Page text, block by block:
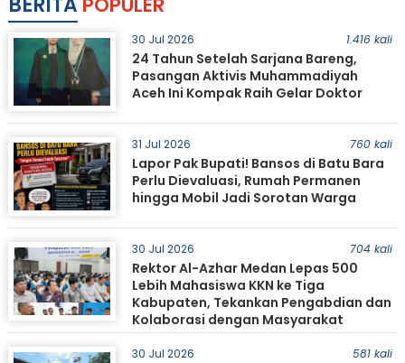
POPULER
30 Jul 2026 1.416 kali
24 Tahun Setelah Sarjana Bareng,
Pasangan Aktivis Muhammadiyah
Aceh Ini Kompak Raih Gelar Doktor
31 Jul 2026 760 kali
Lapor Pak Bupati! Bansos di Batu Bara
Perlu Dievaluasi, Rumah Permanen
hingga Mobil Jadi Sorotan Warga
30 Jul 2026 704 kali
Rektor Al-Azhar Medan Lepas 500
Lebih Mahasiswa KKN ke Tiga
Kabupaten, Tekankan Pengabdian dan
Kolaborasi dengan Masyarakat
30 Jul 2026 581 kali